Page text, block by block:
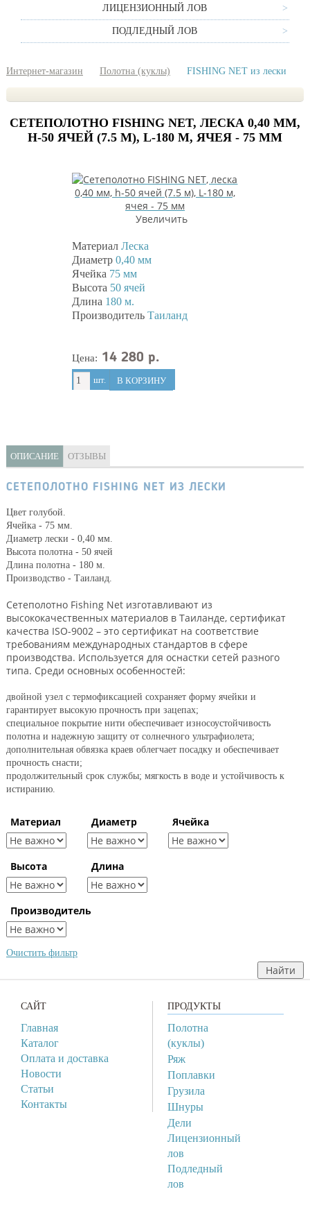
ЛИЦЕНЗИОННЫЙ ЛОВ
ПОДЛЕДНЫЙ ЛОВ
Интернет-магазин Полотна (куклы) FISHING NET из лески
СЕТЕПОЛОТНО FISHING NET, ЛЕСКА 0,40 ММ,
H-50 ЯЧЕЙ (7.5 М), L-180 М, ЯЧЕЯ - 75 ММ
Увеличить
Материал Леска
Диаметр 0,40 мм
Ячейка 75 мм
Высота 50 ячей
Длина 180 м.
Производитель Таиланд
Цена: 14 280 р.
шт. В КОРЗИНУ
ОПИСАНИЕ ОТЗЫВЫ
СЕТЕПОЛОТНО FISHING NET ИЗ ЛЕСКИ
Цвет голубой.
Ячейка - 75 мм.
Диаметр лески - 0,40 мм.
Высота полотна - 50 ячей
Длина полотна - 180 м.
Производство - Таиланд.
Сетеполотно Fishing Net изготавливают из
высококачественных материалов в Таиланде, cертификат
качества ISO-9002 – это сертификат на соответствие
требованиям международных стандартов в сфере
производства. Используется для оснастки сетей разного
типа. Среди основных особенностей:
двойной узел с термофиксацией сохраняет форму ячейки и
гарантирует высокую прочность при зацепах;
специальное покрытие нити обеспечивает износоустойчивость
полотна и надежную защиту от солнечного ультрафиолета;
дополнительная обвязка краев облегчает посадку и обеспечивает
прочность снасти;
продолжительный срок службы; мягкость в воде и устойчивость к
истиранию.
Материал Диаметр Ячейка
Высота Длина
Производитель
Очистить фильтр
САЙТ
Главная
Каталог
Оплата и доставка
Новости
Статьи
Контакты
ПРОДУКТЫ
Полотна
(куклы)
Ряж
Поплавки
Грузила
Шнуры
Дели
Лицензионный
лов
Подледный
лов